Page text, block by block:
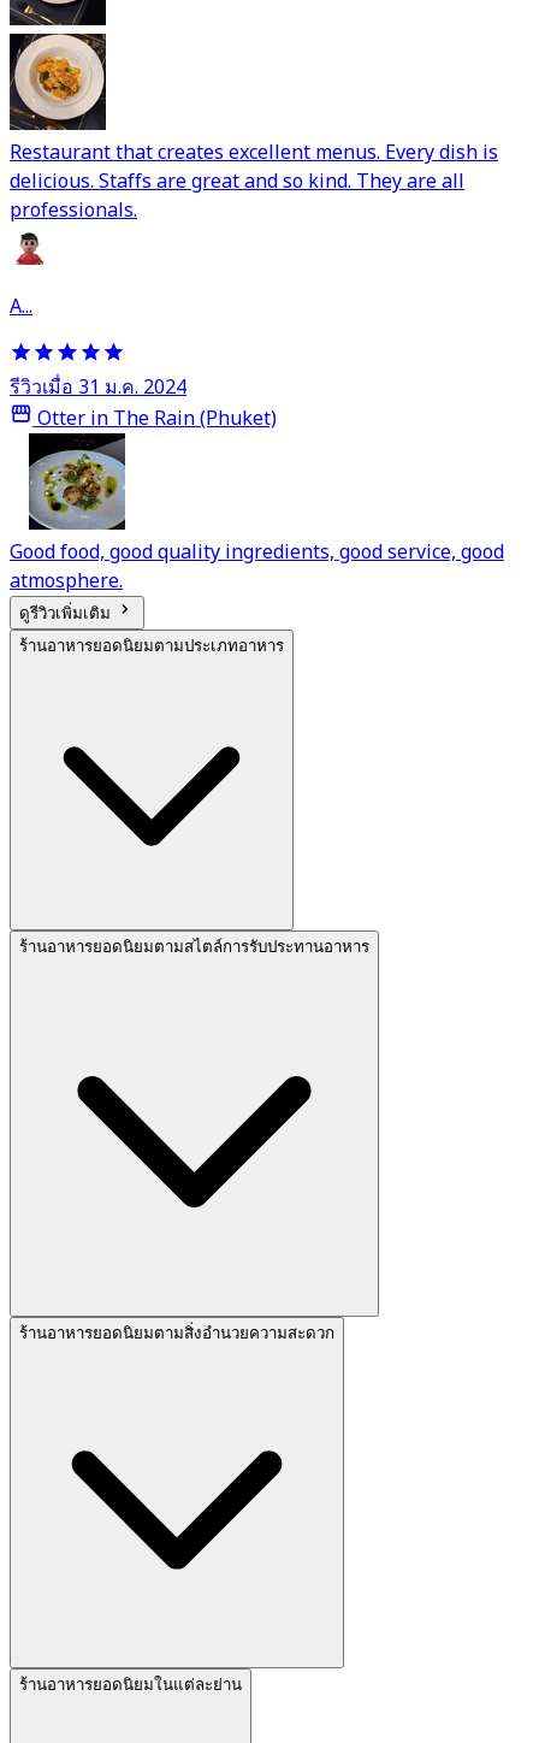
Restaurant that creates excellent menus. Every dish is
delicious. Staffs are great and so kind. They are all
professionals.
A...
รีวิวเมื่อ 31 ม.ค. 2024
Otter in The Rain (Phuket)
Good food, good quality ingredients, good service, good
atmosphere.
ดูรีวิวเพิ่มเติม
ร้านอาหารยอดนิยมตามประเภทอาหาร
ร้านอาหารยอดนิยมตามสไตล์การรับประทานอาหาร
ร้านอาหารยอดนิยมตามสิ่งอำนวยความสะดวก
ร้านอาหารยอดนิยมในแต่ละย่าน